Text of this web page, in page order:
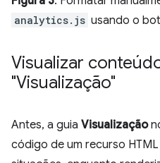
analytics.js usando o
Visualizar
"Visualização"
Antes, a guia Visualização
código de um recurso